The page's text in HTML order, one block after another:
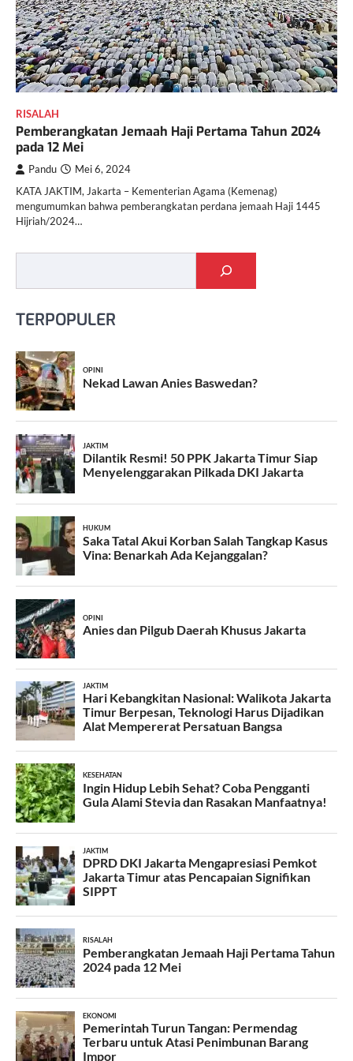
RISALAH
Pemberangkatan Jemaah Haji Pertama Tahun 2024
pada 12 Mei
Pandu Mei 6, 2024
KATA JAKTIM, Jakarta – Kementerian Agama (Kemenag)
mengumumkan bahwa pemberangkatan perdana jemaah Haji 1445
Hijriah/2024…
TERPOPULER